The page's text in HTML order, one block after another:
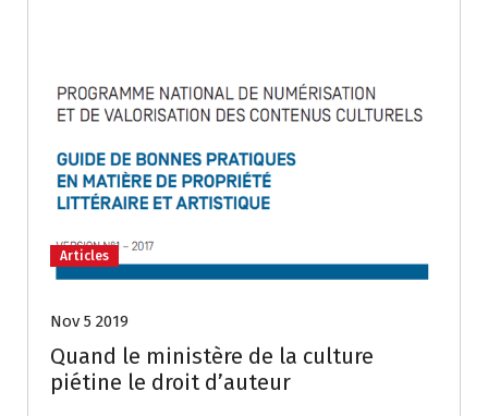
Articles
Nov 5 2019
Quand le ministère de la culture
piétine le droit d’auteur